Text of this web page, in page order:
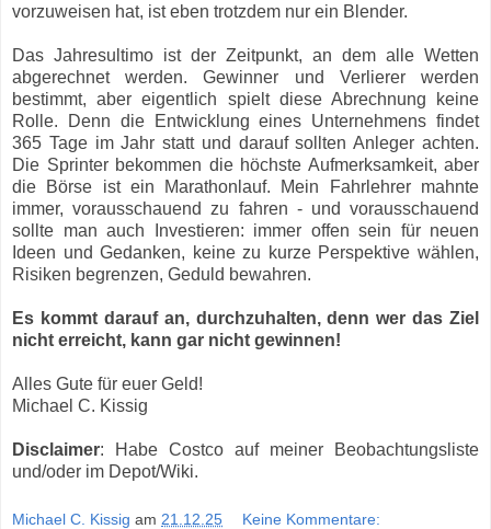
vorzuweisen hat, ist eben trotzdem nur ein Blender.
Das Jahresultimo ist der Zeitpunkt, an dem alle Wetten
abgerechnet werden. Gewinner und Verlierer werden
bestimmt, aber eigentlich spielt diese Abrechnung keine
Rolle. Denn die Entwicklung eines Unternehmens findet
365 Tage im Jahr statt und darauf sollten Anleger achten.
Die Sprinter bekommen die höchste Aufmerksamkeit, aber
die Börse ist ein Marathonlauf. Mein Fahrlehrer mahnte
immer, vorausschauend zu fahren - und vorausschauend
sollte man auch Investieren: immer offen sein für neuen
Ideen und Gedanken, keine zu kurze Perspektive wählen,
Risiken begrenzen, Geduld bewahren.
Es kommt darauf an, durchzuhalten, denn wer das Ziel
nicht erreicht, kann gar nicht gewinnen!
Alles Gute für euer Geld!
Michael C. Kissig
Disclaimer: Habe Costco auf meiner Beobachtungsliste
und/oder im Depot/Wiki.
Michael C. Kissig am 21.12.25 Keine Kommentare: